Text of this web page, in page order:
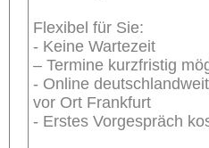
Flexibel für Sie:
- Keine Wartezeit
– Termine kurzfristig
- Online
vor Ort Frankfurt
- Erstes Vorgespräch